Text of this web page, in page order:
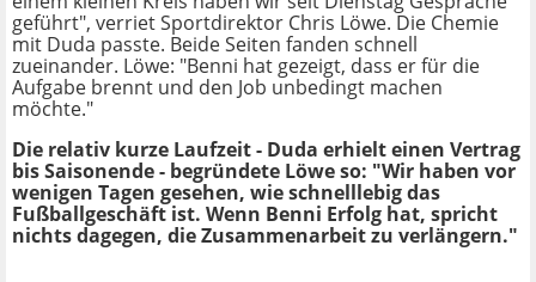
geführt", verriet Sportdirektor Chris Löwe. Die Chemie
mit Duda passte. Beide Seiten fanden schnell
zueinander. Löwe: "Benni hat gezeigt, dass er für die
Aufgabe brennt und den Job unbedingt machen
möchte."
Die relativ kurze Laufzeit - Duda erhielt einen Vertrag
bis Saisonende - begründete Löwe so: "Wir haben vor
wenigen Tagen gesehen, wie schnelllebig das
Fußballgeschäft ist. Wenn Benni Erfolg hat, spricht
nichts dagegen, die Zusammenarbeit zu verlängern."